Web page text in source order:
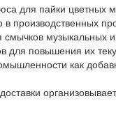
для пайки цветных
в производственных
музыкальных
для повышения их
как